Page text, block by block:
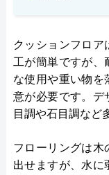
クッションフロ
工が簡単ですが、
な使用や重い物を
意が必要です。デ
目調や石目調など
フローリングは木
出せますが、水に